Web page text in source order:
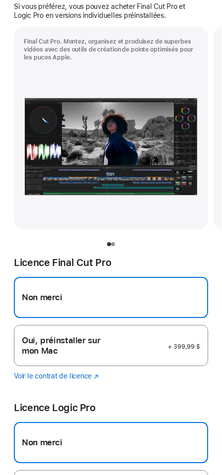
Studio
Si vous préférez, vous pouvez acheter Final Cut Pro et
Logic Pro en versions individuelles préinstallées.
Final Cut Pro. Montez, organisez et produisez de superbes
vidéos avec des outils de création de pointe optimisés pour
les puces Apple.
Licence Final Cut Pro
Non merci
Oui, préinstaller sur
mon Mac
+ 399,99 $
Voir le contrat de licence Final
(s’ouvre
nouvelle
Licence Logic Pro
Non merci